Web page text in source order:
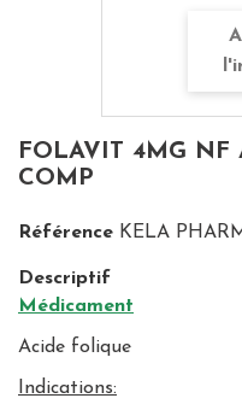
FOLAVIT 4MG
COMP
Référence KELA
Descriptif
Médicament
Acide folique
Indications: